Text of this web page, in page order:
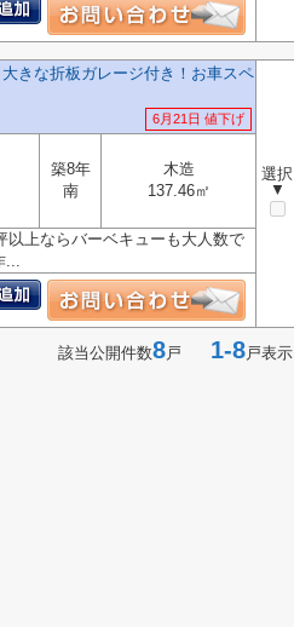
きな折板ガレージ付き！お車スペ
6月21日 値下げ
選択
▼
築8年
南
木造
137.46㎡
以上ならバーベキューも大人数で
...
該当公開件数8戸 1-8戸表示